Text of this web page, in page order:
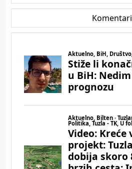
Komentari